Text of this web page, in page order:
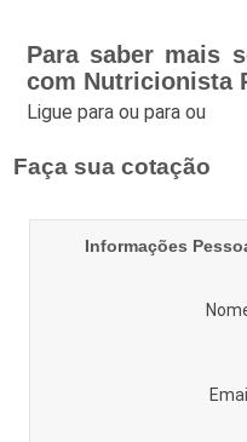
Para saber mais
com Nutricionista
Ligue paraou paraou
Faça sua cotação
Informações